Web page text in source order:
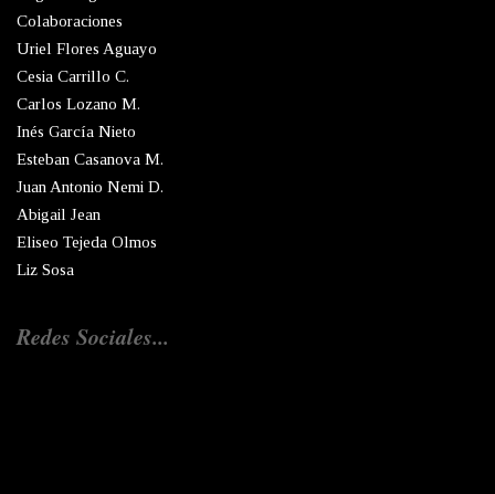
Colaboraciones
Uriel Flores Aguayo
Cesia Carrillo C.
Carlos Lozano M.
Inés García Nieto
Esteban Casanova M.
Juan Antonio Nemi D.
Abigail Jean
Eliseo Tejeda Olmos
Liz Sosa
Redes Sociales...